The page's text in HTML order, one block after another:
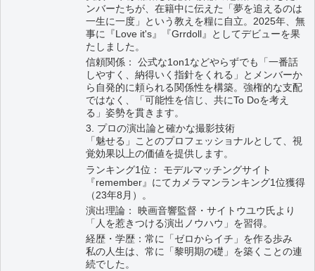
ンバーたちが、在籍中に伝えた「夢を追えるのは
一生に一度」という教えを糧に自立。2025年、無
事に『Love it's』『Grrdoll』としてデビューを果
たしました。
信頼関係： 公式な1on1などやらずでも「一番話
しやすく、納得いく指針をくれる」とメンバーか
ら自発的に頼られる関係性を構築。強権的な支配
ではなく、「可能性を信じ、共にTo Doを考え
る」姿勢を貫きます。
3. プロの演出論と確かな撮影技術
「魅せる」ことのプロフェッショナルとして、視
覚効果以上の価値を提供します。
ランキング1位： モデルマッチングサイト
『remember』にてカメラマンランキング1位獲得
（23年8月）。
演出理論： 映画音響監督・サイトウユウ氏より
「人を惹きつける演出ノウハウ」を習得。
経歴・学歴：常に「ゼロからイチ」を作る歩み
私の人生は、常に「黎明期の礎」を築くことの連
続でした。